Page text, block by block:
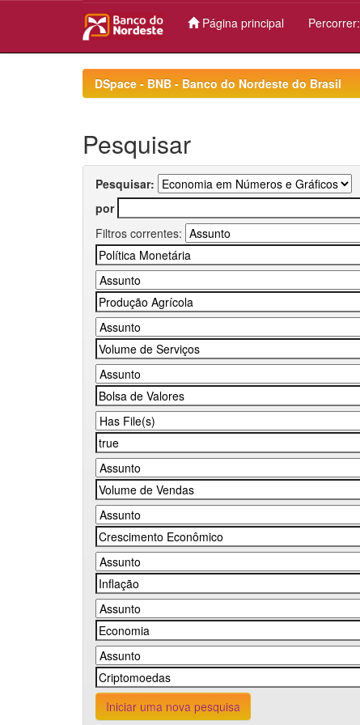
Página principal Percorrer:
DSpace - BNB - Banco do Nordeste do Brasil
Pesquisar
Pesquisar:
por
Filtros correntes:
Iniciar uma nova pesquisa